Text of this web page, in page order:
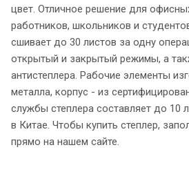
цвет. Отличное решение для
работников, школьников и
сшивает до 30 листов за одну
открытый и закрытый режимы, а
антистеплера. Рабочие элементы
металла, корпус - из
службы степлера составляет до 10
в Китае. Чтобы купить степлер,
прямо на нашем сайте.